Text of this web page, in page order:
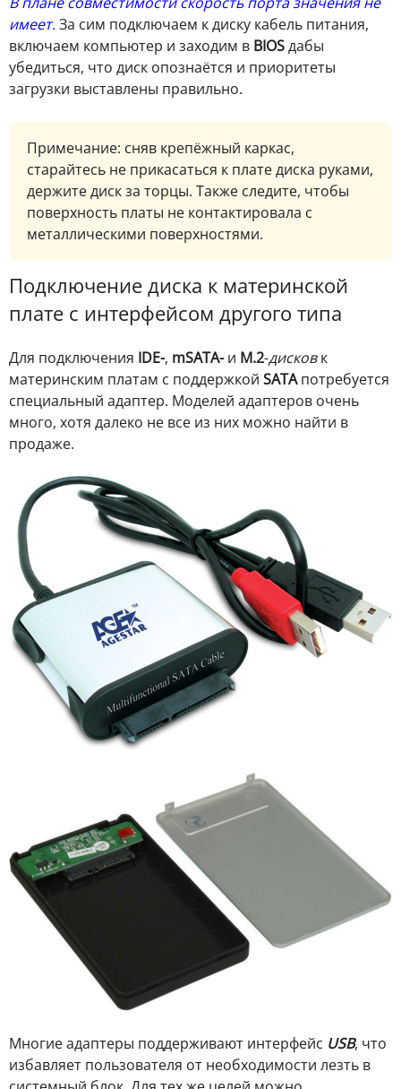
имеет.За сим подключаем к диску кабель питания,
включаем компьютер и заходим в BIOSдабы
убедиться, что диск опознаётся и приоритеты
загрузки выставлены правильно.
Примечание: сняв крепёжный каркас,
старайтесь не прикасаться к плате диска руками,
держите диск за торцы. Также следите, чтобы
поверхность платы не контактировала с
металлическими поверхностями.
Подключение диска к материнской
плате с интерфейсом другого типа
Для подключения IDE-, mSATA-и M.2-дисковк
материнским платам с поддержкой SATAпотребуется
специальный адаптер. Моделей адаптеров очень
много, хотя далеко не все из них можно найти в
продаже.
Многие адаптеры поддерживают интерфейс USB, что
избавляет пользователя от необходимости лезть в